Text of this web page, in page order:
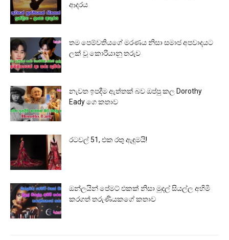
ආදරය
තම පෙම්වතියගේ මරණය නිසා සමාජ අපවාදයට
ලක් වූ කොරියානු තරුව
නැවත ඉපදීම ඇත්තක් බව ඔප්පු කල Dorothy
Eady ගෙ කතාව
රටවල් 51, එක රතු ඇඳුමයි!
ඔන්ලයින් පේමට් එකක් නිසා මුදල් සියල්ල අහිමි
කරගත් තරුණියකගේ කතාව